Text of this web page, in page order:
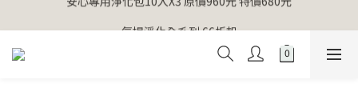
氣場淨化全系列 66折起
【官網獨家】首次消費 不限金額 即送 香遇熊超人行李吊牌